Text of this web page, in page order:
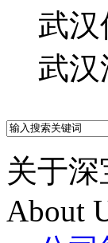
武汉
武
关于深
About